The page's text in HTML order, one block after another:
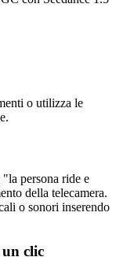
o utilizza le
persona ride e
della telecamera.
o sonori inserendo
un clic